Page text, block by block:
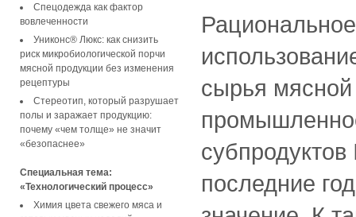
Спецодежда как фактор
вовлеченности
Униконс® Люкс: как снизить
риск микробиологической порчи
мясной продукции без изменения
рецептуры
Стереотип, который разрушает
полы и заражает продукцию:
почему «чем толще» не значит
«безопаснее»
Специальная тема:
«Технологический процесс»
Химия цвета свежего мяса и
Рациональное
сырья мясной
субпродуктов
последние